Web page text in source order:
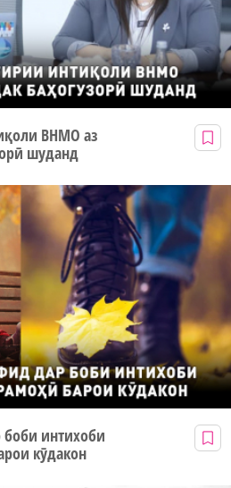
ВНМО аз
шуданд
интихоби
кӯдакон